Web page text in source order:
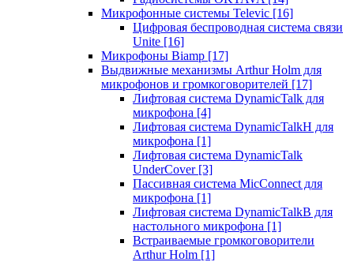
Микрофонные системы Televic [16]
Цифровая беспроводная система связи
Unite [16]
Микрофоны Biamp [17]
Выдвижные механизмы Arthur Holm для
микрофонов и громкоговорителей [17]
Лифтовая система DynamicTalk для
микрофона [4]
Лифтовая система DynamicTalkH для
микрофона [1]
Лифтовая система DynamicTalk
UnderCover [3]
Пассивная система MicConnect для
микрофона [1]
Лифтовая система DynamicTalkB для
настольного микрофона [1]
Встраиваемые громкоговорители
Arthur Holm [1]